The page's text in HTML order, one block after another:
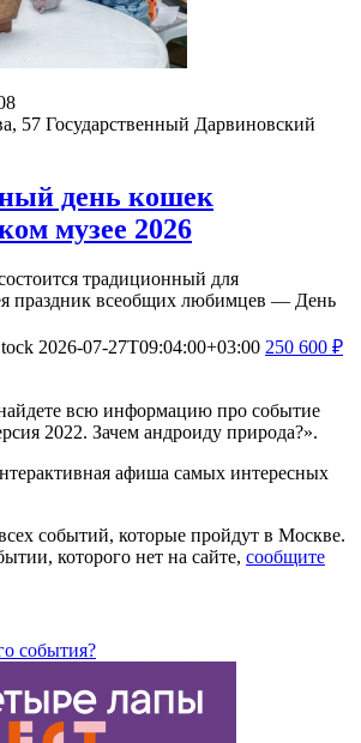
57 Государственный Дарвиновский
день кошек
музее 2026
традиционный для
праздник всеобщих любимцев — День
2026-07-27T09:04:00+03:00 250 600 ₽
всю информацию про событие
2022. Зачем андроиду природа?».
афиша самых интересных
событий, которые пройдут в Москве.
которого нет на сайте, сообщите
события?